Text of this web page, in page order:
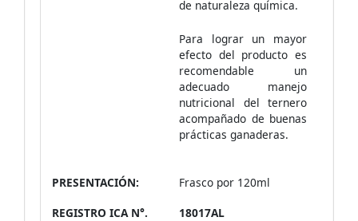
de naturaleza química.
Para lograr un mayor
efecto del producto es
recomendable un
adecuado manejo
nutricional del ternero
acompañado de buenas
prácticas ganaderas.
PRESENTACIÓN:
Frasco por 120ml
REGISTRO ICA N°.
18017AL